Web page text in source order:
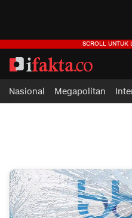
ifakta.co
#pastibenar
Nasional Megapolitan